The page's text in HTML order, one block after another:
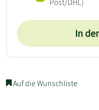
Post/DHL)
In
Auf die Wunschliste